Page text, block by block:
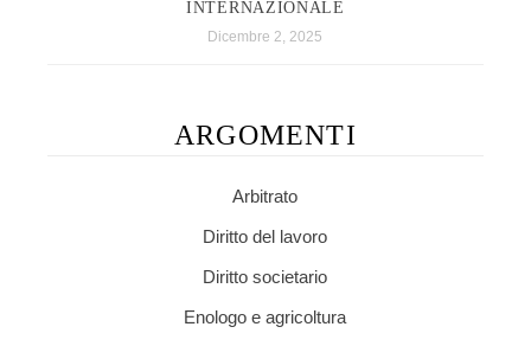
INTERNAZIONALE
Dicembre 2, 2025
ARGOMENTI
Arbitrato
Diritto del lavoro
Diritto societario
Enologo e agricoltura